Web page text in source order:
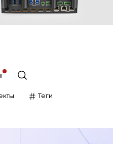
Теги